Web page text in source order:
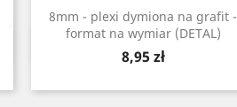
8mm - plexi dymiona na grafit -
format na wymiar (DETAL)
Cena
8,95 zł
Szybki podgląd